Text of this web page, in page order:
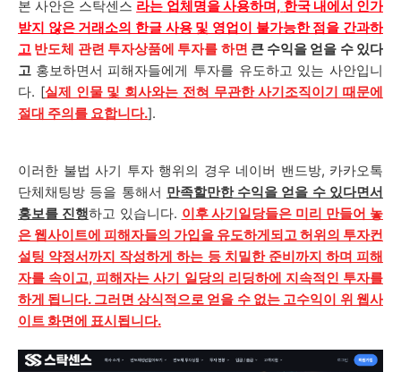
본 사안은 스탁센스 라는 업체명을 사용하며, 한국 내에서 인가
받지 않은 거래소의 한글 사용 및 영업이 불가능한 점을 간과하
고 반도체 관련 투자상품에 투자를 하면 큰 수익을 얻을 수 있다
고 홍보하면서 피해자들에게 투자를 유도하고 있는 사안입니
다. [실제 인물 및 회사와는 전혀 무관한 사기조직이기 때문에
절대 주의를 요합니다.].
이러한 불법 사기 투자 행위의 경우 네이버 밴드방, 카카오톡
단체채팅방 등을 통해서 만족할만한 수익을 얻을 수 있다면서
홍보를 진행하고 있습니다. 이후 사기일당들은 미리 만들어 놓
은 웹사이트에 피해자들의 가입을 유도하게되고 허위의 투자컨
설팅 약정서까지 작성하게 하는 등 치밀한 준비까지 하며 피해
자를 속이고, 피해자는 사기 일당의 리딩하에 지속적인 투자를
하게 됩니다. 그러면 상식적으로 얻을 수 없는 고수익이 위 웹사
이트 화면에 표시됩니다.